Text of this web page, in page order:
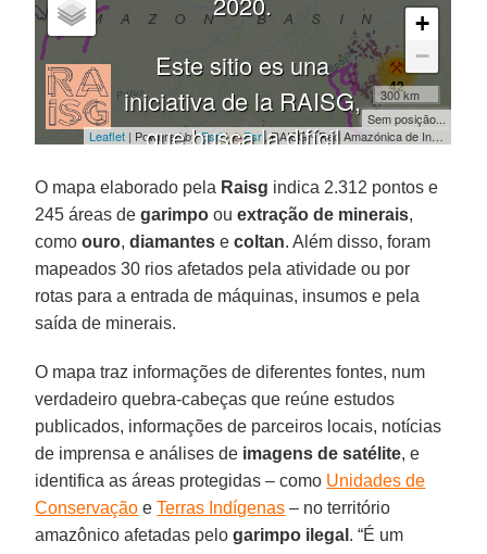
O mapa elaborado pela Raisg indica 2.312 pontos e
245 áreas degarimpo ouextração de minerais,
comoouro,diamantes ecoltan. Além disso, foram
mapeados 30 rios afetados pela atividade ou por
rotas para a entrada de máquinas, insumos e pela
saída de minerais.
O mapa traz informações de diferentes fontes, num
verdadeiro quebra-cabeças que reúne estudos
publicados, informações de parceiros locais, notícias
de imprensa e análises de imagens de satélite, e
identifica as áreas protegidas – como Unidades de
Conservação eTerras Indígenas – no território
amazônico afetadas pelogarimpo ilegal . “É um